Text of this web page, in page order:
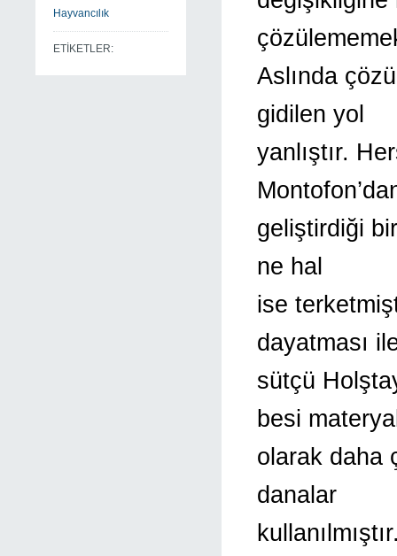
Hayvancılık
ETİKETLER:
Aslında
gidilen yol
yanlıştır.
geliştirdiği
ne hal
ise
dayatması
sütçü
besi
olarak daha
danalar